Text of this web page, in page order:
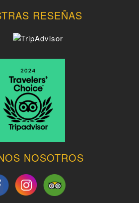
RESEÑAS
NOSOTROS